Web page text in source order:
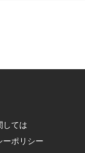
しては
ーポリシー